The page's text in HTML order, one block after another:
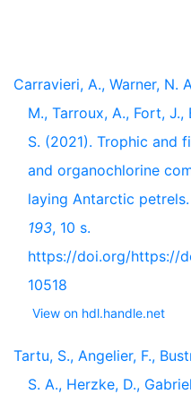
Carravieri, A., Warner, N.
M., Tarroux, A., Fort, J.,
S. (2021). Trophic and
and organochlorine
laying Antarctic petrels.
193, 10 s.
https://doi.org/https://
10518
View on hdl.handle.net
Tartu, S., Angelier, F.,
S. A., Herzke, D.,